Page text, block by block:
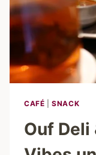
CAFÉ |SNACK
Ouf Deli